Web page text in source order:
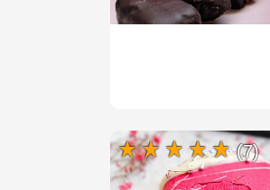
(7)